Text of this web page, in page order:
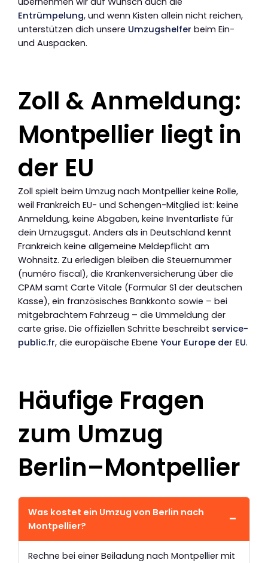
Entrümpelung, und wenn Kisten allein nicht reichen,
unterstützen dich unsere Umzugshelfer beim Ein-
und Auspacken.
Zoll & Anmeldung:
Montpellier liegt in
der EU
Zoll spielt beim Umzug nach Montpellier keine Rolle,
weil Frankreich EU- und Schengen-Mitglied ist: keine
Anmeldung, keine Abgaben, keine Inventarliste für
dein Umzugsgut. Anders als in Deutschland kennt
Frankreich keine allgemeine Meldepflicht am
Wohnsitz. Zu erledigen bleiben die Steuernummer
(numéro fiscal), die Krankenversicherung über die
CPAM samt Carte Vitale (Formular S1 der deutschen
Kasse), ein französisches Bankkonto sowie – bei
mitgebrachtem Fahrzeug – die Ummeldung der
carte grise. Die offiziellen Schritte beschreibt service-
public.fr, die europäische Ebene Your Europe der EU.
Häufige Fragen
zum Umzug
Berlin–Montpellier
Was kostet ein Umzug von Berlin nach
Montpellier?
Rechne bei einer Beiladung nach Montpellier mit